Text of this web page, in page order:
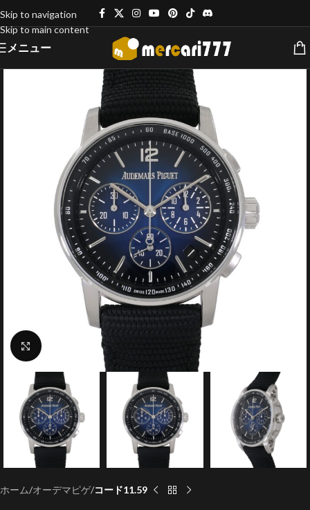
Skip to navigation
Skip to main content
メニュー
クリックで拡大
ホーム オーデマピゲ コード11.59